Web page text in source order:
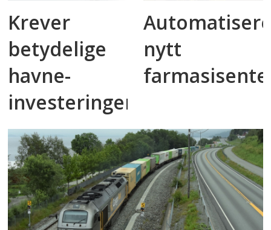
Krever
betydelige
havne­
investeringer
nytt